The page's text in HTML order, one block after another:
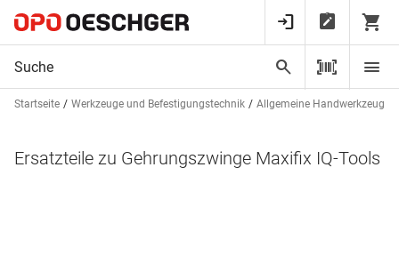
Startseite Werkzeuge und Befestigungstechnik Allgemeine Handwerkzeuge
Ersatzteile zu Gehrungszwinge Maxifix IQ-Tools